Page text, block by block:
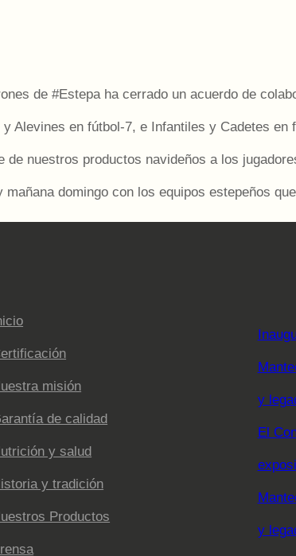
de #Estepa ha cerrado un acuerdo de
Alevines en fútbol-7, e Infantiles y Cadetes
de nuestros productos navideños a los
domingo con los equipos estepeños
misión
de calidad
y salud
y tradición
Productos
y
El
y